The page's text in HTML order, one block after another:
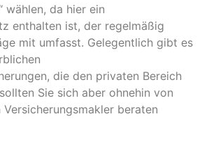
wählen, da hier ein
enthalten ist, der regelmäßig
mit umfasst. Gelegentlich gibt es
die den privaten Bereich
Sie sich aber ohnehin von
beraten